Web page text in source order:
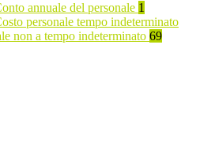
annuale del personale 1
personale tempo indeterminato
non a tempo indeterminato 69